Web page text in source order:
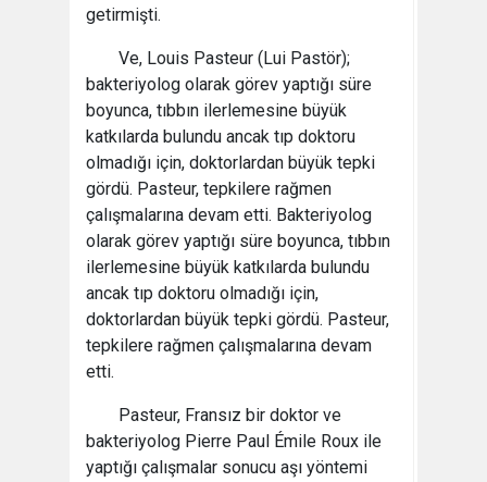
getirmişti.
Ve, Louis Pasteur (Lui Pastör);
bakteriyolog olarak görev yaptığı süre
boyunca, tıbbın ilerlemesine büyük
katkılarda bulundu ancak tıp doktoru
olmadığı için, doktorlardan büyük tepki
gördü. Pasteur, tepkilere rağmen
çalışmalarına devam etti. Bakteriyolog
olarak görev yaptığı süre boyunca, tıbbın
ilerlemesine büyük katkılarda bulundu
ancak tıp doktoru olmadığı için,
doktorlardan büyük tepki gördü. Pasteur,
tepkilere rağmen çalışmalarına devam
etti.
Pasteur, Fransız bir doktor ve
bakteriyolog Pierre Paul Émile Roux ile
yaptığı çalışmalar sonucu aşı yöntemi